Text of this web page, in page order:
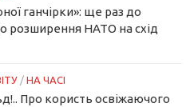
ганчірки»: ще раз до
розширення НАТО на схід
/ НА ЧАСІ
Про користь освіжаючого